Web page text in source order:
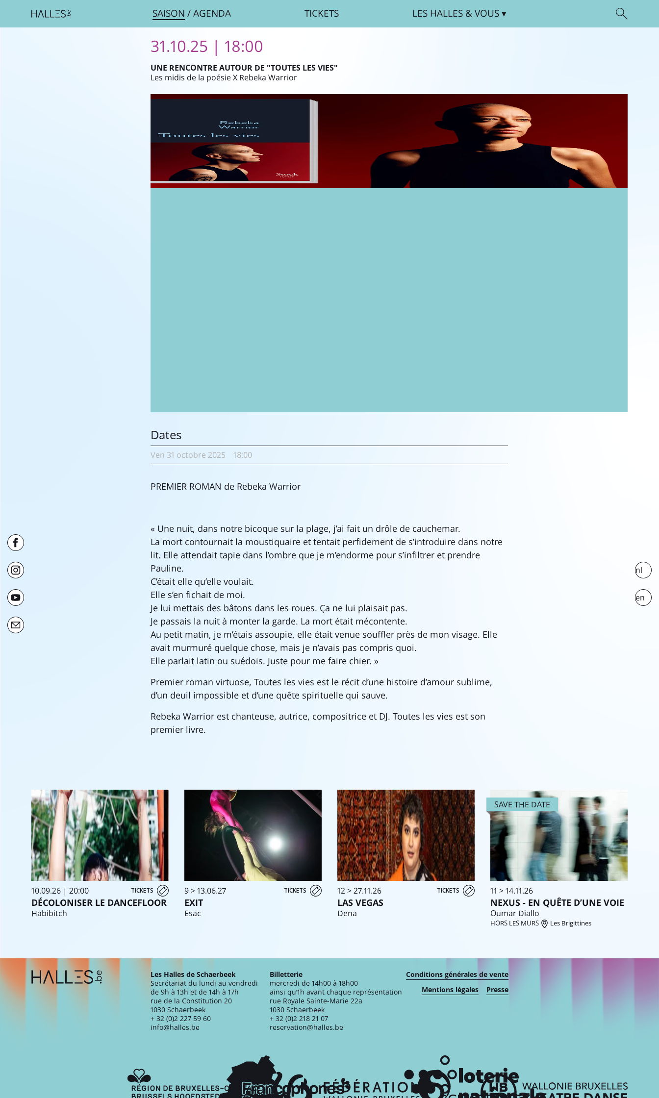
SAISON /AGENDA TICKETS LES HALLES & VOUS
31.10.25 | 18:00
UNE RENCONTRE AUTOUR DE "TOUTES LES VIES"
Les midis de la poésie X Rebeka Warrior
Dates
Ven 31 octobre2025 18:00
PREMIER ROMAN de Rebeka Warrior
« Une nuit, dans notre bicoque sur la plage, j’ai fait un drôle de cauchemar.
La mort contournait la moustiquaire et tentait perfidement de s’introduire dans notre
lit. Elle attendait tapie dans l’ombre que je m’endorme pour s’infiltrer et prendre
Pauline.
C’était elle qu’elle voulait.
Elle s’en fichait de moi.
Je lui mettais des bâtons dans les roues. Ça ne lui plaisait pas.
Je passais la nuit à monter la garde. La mort était mécontente.
Au petit matin, je m’étais assoupie, elle était venue souffler près de mon visage. Elle
avait murmuré quelque chose, mais je n’avais pas compris quoi.
Elle parlait latin ou suédois. Juste pour me faire chier. »
Premier roman virtuose, Toutes les vies est le récit d’une histoire d’amour sublime,
d’un deuil impossible et d’une quête spirituelle qui sauve.
Rebeka Warrior est chanteuse, autrice, compositrice et DJ. Toutes les vies est son
premier livre.
10.09.26 | 20:00 TICKETS
DÉCOLONISER LE DANCEFLOOR
Habibitch
9 > 13.06.27 TICKETS
EXIT
Esac
12 > 27.11.26 TICKETS
LAS VEGAS
Dena
SAVE THE DATE
11 > 14.11.26
NEXUS - EN QUÊTE D’UNE VOIE
Oumar Diallo
HORS LES MURS Les Brigittines
Extra navigation
nl
en
Les Halles de Schaerbeek
Secrétariat du lundi au vendredi
de 9h à 13h et de 14h à 17h
rue de la Constitution 20
1030 Schaerbeek
+ 32 (0)2 227 59 60
info@halles.be
Billetterie
mercredi de 14h00 à 18h00
ainsi qu’1h avant chaque représentation
rue Royale Sainte-Marie 22a
1030 Schaerbeek
+ 32 (0)2 218 21 07
reservation@halles.be
Conditions générales de vente
Mentions légales
Presse